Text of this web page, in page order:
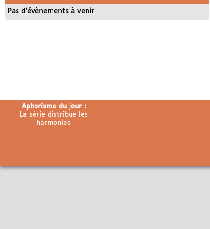
Pas d’évènements à venir
Aphorisme du jour :
La série distribue les
harmonies